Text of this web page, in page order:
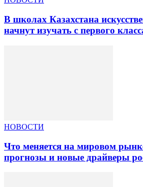
В школах Казахстана
начнут изучать с первого
НОВОСТИ
Что меняется на мировом
прогнозы и новые драйверы